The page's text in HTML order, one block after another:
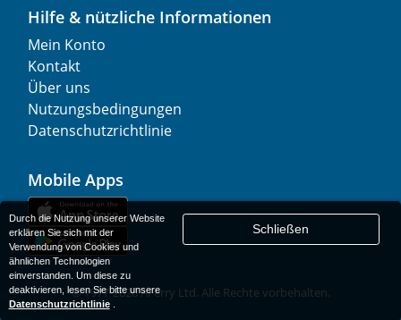
Hilfe & nützliche Informationen
Mein Konto
Kontakt
Über uns
Nutzungsbedingungen
Datenschutzrichtlinie
Mobile Apps
© 1977-2026AFerry Ltd. Alle Rechte vorbehalten.
Durch die Nutzung unserer Website
erklären Sie sich mit der
Verwendung von Cookies und
ähnlichen Technologien
einverstanden. Um diese zu
deaktivieren, lesen Sie bitte unsere
Datenschutzrichtlinie.
Schließen